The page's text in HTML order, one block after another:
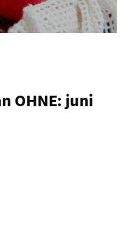
OHNE: juni